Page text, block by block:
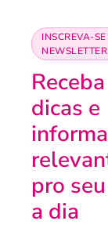
INSCREVA-
NEWSLETTER
Receba
dicas e
pro
a dia